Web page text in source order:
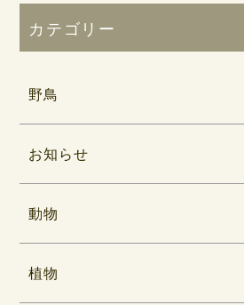
カテゴリー
野鳥
お知らせ
動物
植物